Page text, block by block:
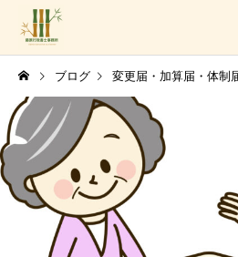
障が
ブログ 変更届・加算届・体制